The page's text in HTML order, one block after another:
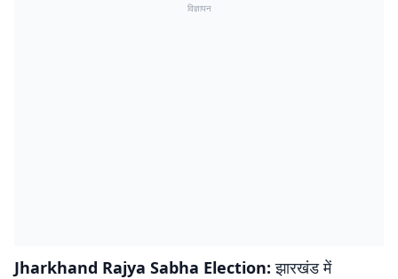
विज्ञापन
Jharkhand Rajya Sabha Election: झारखंड में